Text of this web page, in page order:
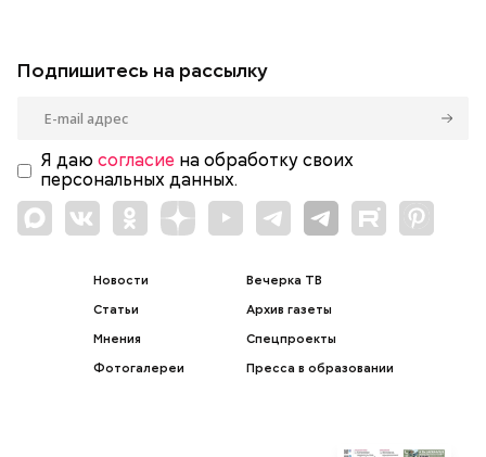
Подпишитесь на рассылку
Я даю согласие на обработку своих
персональных данных.
Новости
Статьи
Мнения
Фотогалереи
Вечерка ТВ
Архив газеты
Спецпроекты
Пресса в образовании